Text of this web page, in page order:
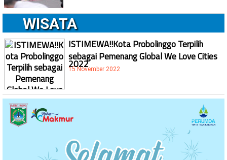
WISATA
ISTIMEWA!!Kota Probolinggo Terpilih
sebagai Pemenang Global We Love Cities
2022
15 November 2022